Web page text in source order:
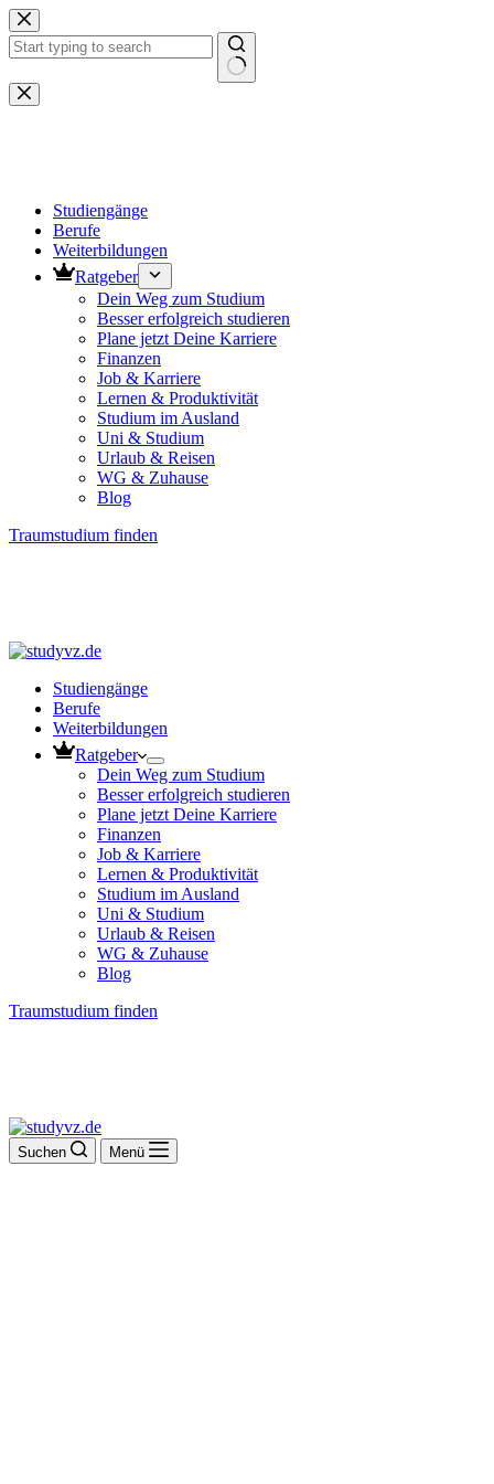
Zum
Inhalt
springen
Keine
Ergebnisse
Studiengänge
Berufe
Weiterbildungen
Ratgeber
Dein Weg zum Studium
Besser erfolgreich studieren
Plane jetzt Deine Karriere
Finanzen
Job & Karriere
Lernen & Produktivität
Studium im Ausland
Uni & Studium
Urlaub & Reisen
WG & Zuhause
Blog
Traumstudium finden
Studiengänge
Berufe
Weiterbildungen
Ratgeber
Dein Weg zum Studium
Besser erfolgreich studieren
Plane jetzt Deine Karriere
Finanzen
Job & Karriere
Lernen & Produktivität
Studium im Ausland
Uni & Studium
Urlaub & Reisen
WG & Zuhause
Blog
Traumstudium finden
Suchen Menü